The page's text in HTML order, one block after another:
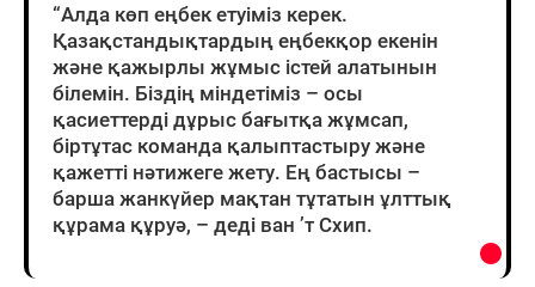
“Алда көп еңбек етуіміз керек.
Қазақстандықтардың еңбекқор екенін
және қажырлы жұмыс істей алатынын
білемін. Біздің міндетіміз – осы
қасиеттерді дұрыс бағытқа жұмсап,
біртұтас команда қалыптастыру және
қажетті нәтижеге жету. Ең бастысы –
барша жанкүйер мақтан тұтатын ұлттық
құрама құруә, – деді ван ’т Схип.